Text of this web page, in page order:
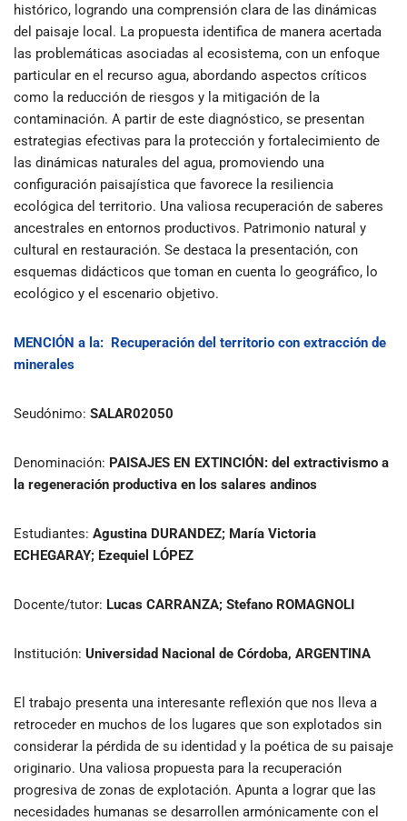
histórico, logrando una comprensión clara de las dinámicas
del paisaje local. La propuesta identifica de manera acertada
las problemáticas asociadas al ecosistema, con un enfoque
particular en el recurso agua, abordando aspectos críticos
como la reducción de riesgos y la mitigación de la
contaminación. A partir de este diagnóstico, se presentan
estrategias efectivas para la protección y fortalecimiento de
las dinámicas naturales del agua, promoviendo una
configuración paisajística que favorece la resiliencia
ecológica del territorio. Una valiosa recuperación de saberes
ancestrales en entornos productivos. Patrimonio natural y
cultural en restauración. Se destaca la presentación, con
esquemas didácticos que toman en cuenta lo geográfico, lo
ecológico y el escenario objetivo.
MENCIÓN a la: Recuperación del territorio con extracción de
minerales
Seudónimo: SALAR02050
Denominación: PAISAJES EN EXTINCIÓN: del extractivismo a
la regeneración productiva en los salares andinos
Estudiantes: Agustina DURANDEZ; María Victoria
ECHEGARAY; Ezequiel LÓPEZ
Docente/tutor: Lucas CARRANZA; Stefano ROMAGNOLI
Institución: Universidad Nacional de Córdoba, ARGENTINA
El trabajo presenta una interesante reflexión que nos lleva a
retroceder en muchos de los lugares que son explotados sin
considerar la pérdida de su identidad y la poética de su paisaje
originario. Una valiosa propuesta para la recuperación
progresiva de zonas de explotación. Apunta a lograr que las
necesidades humanas se desarrollen armónicamente con el